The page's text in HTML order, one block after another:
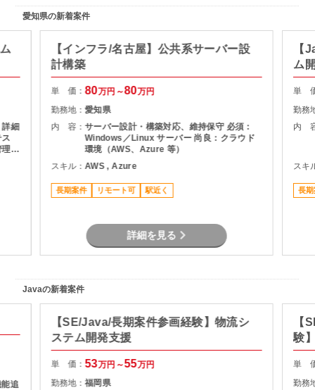
愛知県の新着案件
細
理
【インフラ/名古屋】公共系サーバー設
計構築
単 価：80万円～80万円
勤務地：愛知県
内 容：サーバー設計・構築対応、維持保守 必須：
Windows／Linux サーバー 尚良：クラウド
環境（AWS、Azure 等）
スキル：AWS , Azure
長期案件 リモート可 駅近く
詳細を見る
【
ム
単
勤務
内
スキ
長期
Javaの新着案件
追
【SE/Java/長期案件参画経験】物流シ
ステム開発支援
単 価：53万円～55万円
勤務地：福岡県
【
験
援
単
勤務